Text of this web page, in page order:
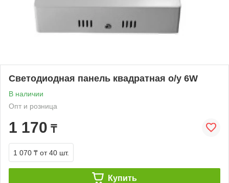
Светодиодная панель квадратная о/у 6W
В наличии
Опт и розница
1 170 ₸
1 070 ₸ от 40 шт.
Купить